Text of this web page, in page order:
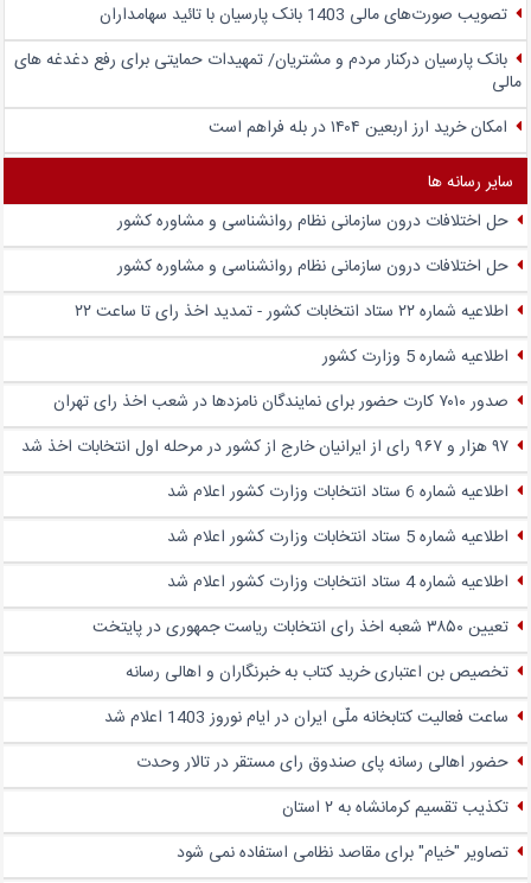
تصویب صورت‌های مالی 1403 بانک پارسیان با تائید سهامداران
بانک پارسیان درکنار مردم و مشتریان/ تمهیدات حمایتی برای رفع دغدغه های
مالی
امکان خرید ارز اربعین ۱۴۰۴ در بله فراهم است
سایر رسانه ها
حل اختلافات درون سازمانی نظام روانشناسی و مشاوره کشور
حل اختلافات درون سازمانی نظام روانشناسی و مشاوره کشور
اطلاعیه شماره ۲۲ ستاد انتخابات کشور - تمدید اخذ رای تا ساعت ۲۲
اطلاعیه شماره 5 وزارت کشور
صدور ۷۰۱۰ کارت حضور برای نمایندگان نامزدها در شعب اخذ رای تهران
۹۷ هزار و ۹۶۷ رای از ایرانیان خارج از کشور در مرحله اول انتخابات اخذ شد
اطلاعیه شماره 6 ستاد انتخابات وزارت کشور اعلام شد
اطلاعیه شماره 5 ستاد انتخابات وزارت کشور اعلام شد
اطلاعیه شماره 4 ستاد انتخابات وزارت کشور اعلام شد
تعیین ۳۸۵۰ شعبه اخذ رای انتخابات ریاست جمهوری در پایتخت
تخصیص بن اعتباری خرید کتاب به خبرنگاران و اهالی رسانه
ساعت فعالیت کتابخانه ملّی ایران در ایام نوروز 1403 اعلام شد
حضور اهالی رسانه پای صندوق‌ رای مستقر در تالار وحدت
تکذیب تقسیم کرمانشاه به ۲ استان
تصاویر "خیام" برای مقاصد نظامی استفاده نمی شود